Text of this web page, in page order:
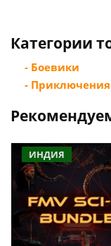
Категории
- Боевики
- Приключения
ИНДИЯ